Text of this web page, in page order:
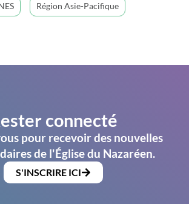
Région Asie-Pacifique
connecté
pour recevoir des nouvelles
de l'Église du Nazaréen.
S'INSCRIRE ICI